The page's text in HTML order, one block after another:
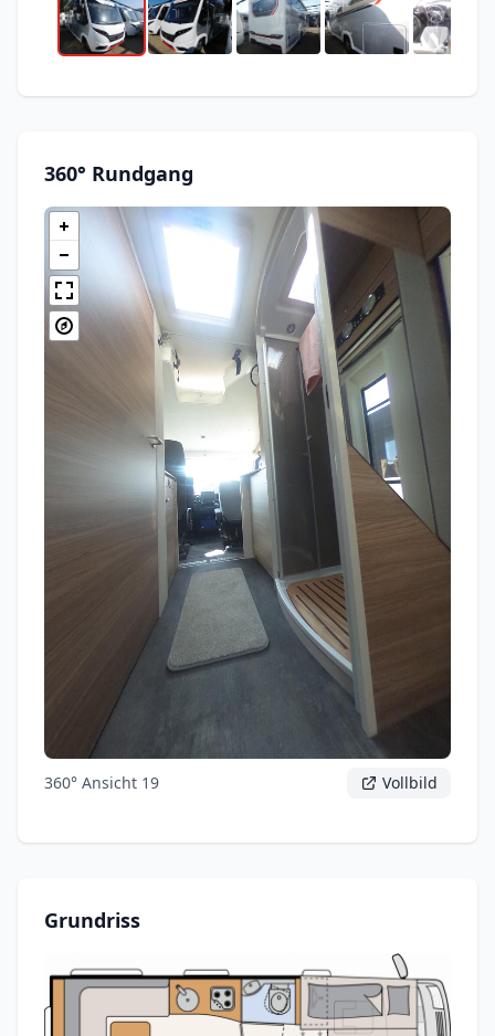
360° Rundgang
360° Ansicht 19 Vollbild
Grundriss